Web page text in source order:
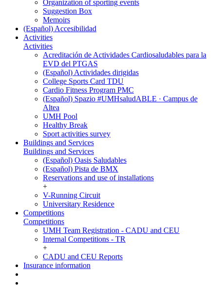
Organization of sporting events
Suggestion Box
Memoirs
(Español) Accesibilidad
Activities
Activities
Acreditación de Actividades Cardiosaludables para la
EVD del PTGAS
(Español) Actividades dirigidas
College Sports Card TDU
Cardio Fitness Program PMC
(Español) Spazio #UMHsaludABLE · Campus de
Altea
UMH Pool
Healthy Break
Sport activities survey
Buildings and Services
Buildings and Services
(Español) Oasis Saludables
(Español) Pista de BMX
Reservations and use of installations
+
V-Running Circuit
Universitary Residence
Competitions
Competitions
UMH Team Registration - CADU and CEU
Internal Competitions - TR
+
CADU and CEU Reports
Insurance information